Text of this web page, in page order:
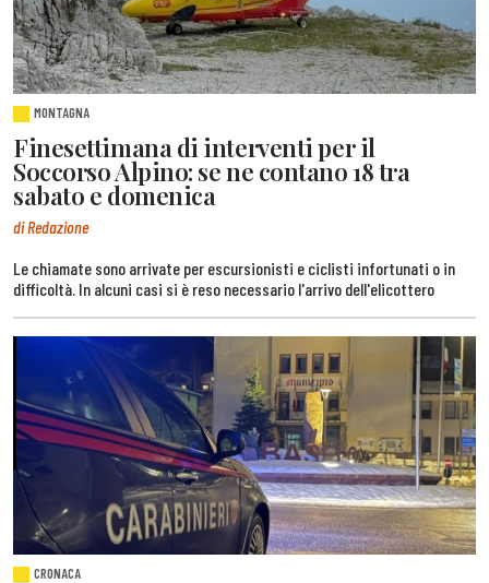
MONTAGNA
Finesettimana di interventi per il
Soccorso Alpino: se ne contano 18 tra
sabato e domenica
di Redazione
Le chiamate sono arrivate per escursionisti e ciclisti infortunati o in
difficoltà. In alcuni casi si è reso necessario l'arrivo dell'elicottero
CRONACA